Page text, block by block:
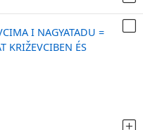
I NAGYATADU =
KRIŽEVCIBEN ÉS